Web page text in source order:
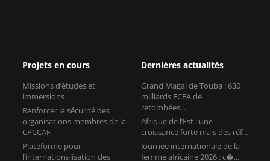
Projets en cours
Missions d’études et
immersions
Renforcer la sécurité des
organisations membres de la
CPCCAF
Plateforme pour
l’internationalisation des
Dernières actualités
Grand Magal de Touba : 630
milliards FCFA de
retombées...
Afrique de l’Est : une
croissance forte mais des réf...
Journée internationale de la
femme africaine 2026 : c�...